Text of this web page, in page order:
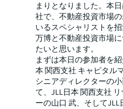
まりとなりました。本
社で、不動産投資市場
いるスペシャリストを
万博と不動産投資市場
たいと思います。
まずは本日の参加者を
本 関西支社 キャピタル
シニアディレクターの
て、JLL日本 関西支社
ーの山口 武、そして